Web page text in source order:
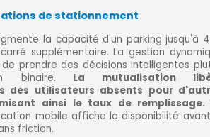
de stationnement
la capacité d'un parking jusqu'à
supplémentaire. La gestion
prendre des décisions intelligentes
binaire. La mutualisation
des utilisateurs absents pour
ainsi le taux de remplissage.
mobile affiche la disponibilité
friction.